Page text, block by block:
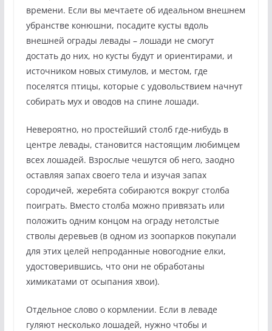
времени. Если вы мечтаете об идеальном внешнем
убранстве конюшни, посадите кусты вдоль
внешней ограды левады – лошади не смогут
достать до них, но кусты будут и ориентирами, и
источником новых стимулов, и местом, где
поселятся птицы, которые с удовольствием начнут
собирать мух и оводов на спине лошади.
Невероятно, но простейший столб где-нибудь в
центре левады, становится настоящим любимцем
всех лошадей. Взрослые чешутся об него, заодно
оставляя запах своего тела и изучая запах
сородичей, жеребята собираются вокруг столба
поиграть. Вместо столба можно привязать или
положить одним концом на ограду нетолстые
стволы деревьев (в одном из зоопарков покупали
для этих целей непроданные новогодние елки,
удостоверившись, что они не обработаны
химикатами от осыпания хвои).
Отдельное слово о кормлении. Если в леваде
гуляют несколько лошадей, нужно чтобы и